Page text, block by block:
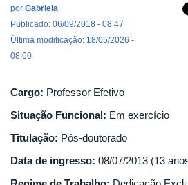
por Gabriela
Publicado: 06/09/2018 - 08:47
Última modificação: 18/05/2026 -
08:00
Cargo: Professor Efetivo
Situação Funcional: Em exercício
Titulação: Pós-doutorado
Data de ingresso: 08/07/2013 (13